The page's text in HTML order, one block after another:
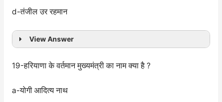
d-तंजील उर रहमान
View Answer
19-हरियाणा के वर्तमान मुख्यमंत्री का नाम क्या है ?
a-योगी आदित्य नाथ